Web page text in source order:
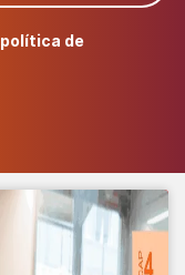
política de